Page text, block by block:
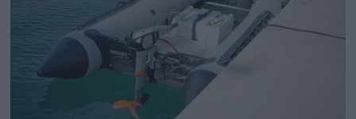
Video
Logg inn